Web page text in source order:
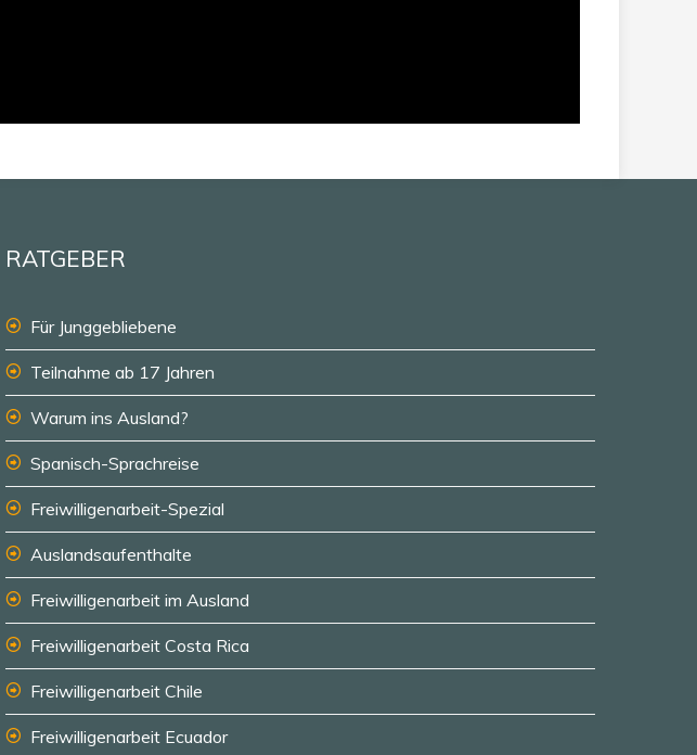
RATGEBER
Für Junggebliebene
Teilnahme ab 17 Jahren
Warum ins Ausland?
Spanisch-Sprachreise
Freiwilligenarbeit-Spezial
Auslandsaufenthalte
Freiwilligenarbeit im Ausland
Freiwilligenarbeit Costa Rica
Freiwilligenarbeit Chile
Freiwilligenarbeit Ecuador